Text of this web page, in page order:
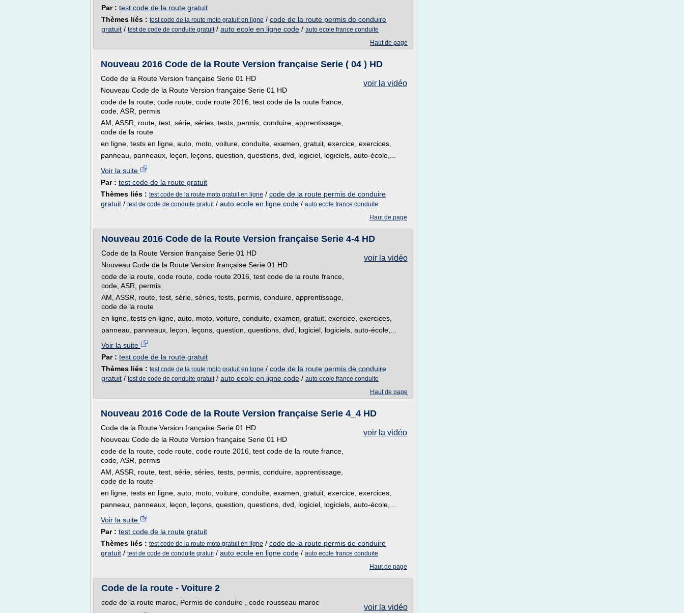
Par : test code de la route gratuit
Thèmes liés : test code de la route moto gratuit en ligne / code de la route permis de conduire
gratuit / test de code de conduite gratuit/ auto ecole en ligne code / auto ecole france conduite
Haut de page
Nouveau 2016 Code de la Route Version française Serie ( 04 ) HD
voir la vidéo
Code de la Route Version française Serie 01 HD
Nouveau Code de la Route Version française Serie 01 HD
code de la route, code route, code route 2016, test code de la route france,
code, ASR, permis
AM, ASSR, route, test, série, séries, tests, permis, conduire, apprentissage,
code de la route
en ligne, tests en ligne, auto, moto, voiture, conduite, examen, gratuit, exercice, exercices,
panneau, panneaux, leçon, leçons, question, questions, dvd, logiciel, logiciels, auto-école,...
Voir la suite
Par : test code de la route gratuit
Thèmes liés : test code de la route moto gratuit en ligne / code de la route permis de conduire
gratuit / test de code de conduite gratuit/ auto ecole en ligne code / auto ecole france conduite
Haut de page
Nouveau 2016 Code de la Route Version française Serie 4-4 HD
voir la vidéo
Code de la Route Version française Serie 01 HD
Nouveau Code de la Route Version française Serie 01 HD
code de la route, code route, code route 2016, test code de la route france,
code, ASR, permis
AM, ASSR, route, test, série, séries, tests, permis, conduire, apprentissage,
code de la route
en ligne, tests en ligne, auto, moto, voiture, conduite, examen, gratuit, exercice, exercices,
panneau, panneaux, leçon, leçons, question, questions, dvd, logiciel, logiciels, auto-école,...
Voir la suite
Par : test code de la route gratuit
Thèmes liés : test code de la route moto gratuit en ligne / code de la route permis de conduire
gratuit / test de code de conduite gratuit/ auto ecole en ligne code / auto ecole france conduite
Haut de page
Nouveau 2016 Code de la Route Version française Serie 4_4 HD
voir la vidéo
Code de la Route Version française Serie 01 HD
Nouveau Code de la Route Version française Serie 01 HD
code de la route, code route, code route 2016, test code de la route france,
code, ASR, permis
AM, ASSR, route, test, série, séries, tests, permis, conduire, apprentissage,
code de la route
en ligne, tests en ligne, auto, moto, voiture, conduite, examen, gratuit, exercice, exercices,
panneau, panneaux, leçon, leçons, question, questions, dvd, logiciel, logiciels, auto-école,...
Voir la suite
Par : test code de la route gratuit
Thèmes liés : test code de la route moto gratuit en ligne / code de la route permis de conduire
gratuit / test de code de conduite gratuit/ auto ecole en ligne code / auto ecole france conduite
Haut de page
Code de la route - Voiture 2
voir la vidéo
code de la route maroc, Permis de conduire , code rousseau maroc